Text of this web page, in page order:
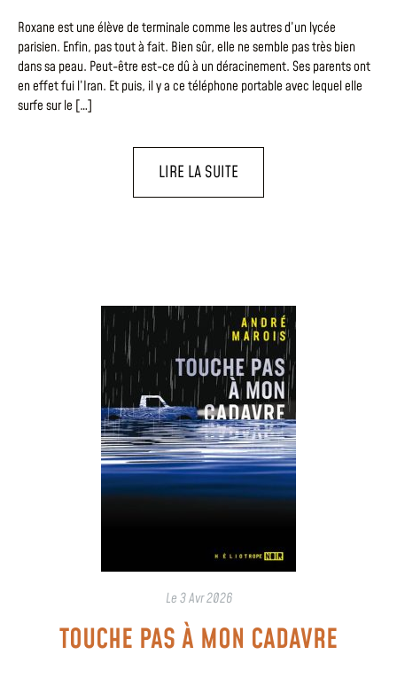
Roxane est une élève de terminale comme les autres d’un lycée
parisien. Enfin, pas tout à fait. Bien sûr, elle ne semble pas très bien
dans sa peau. Peut-être est-ce dû à un déracinement. Ses parents ont
en effet fui l’Iran. Et puis, il y a ce téléphone portable avec lequel elle
surfe sur le […]
LIRE LA SUITE
Le3 Avr 2026
TOUCHE PAS À MON CADAVRE